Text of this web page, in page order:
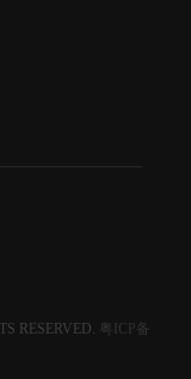
RESERVED. 粤ICP备